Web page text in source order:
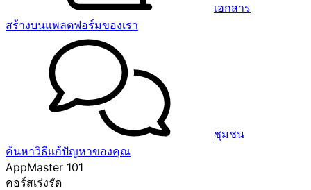
เอกสาร
สร้างบนแพลตฟอร์มของเรา
ชุมชน
ค้นหาวิธีแก้ปัญหาของคุณ
AppMaster 101
คอร์สเร่งรัด